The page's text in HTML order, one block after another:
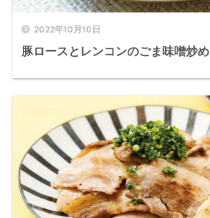
2022年10月10日
豚ロースとレンコンのごま味噌炒め